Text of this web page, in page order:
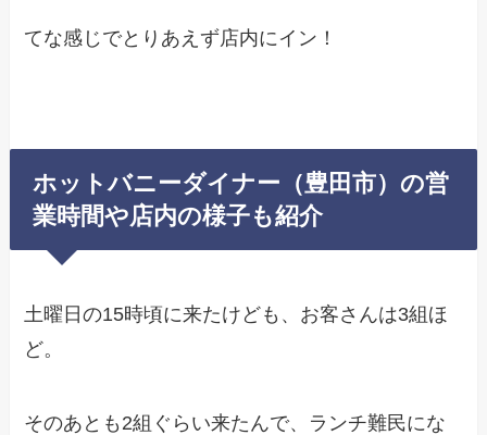
てな感じでとりあえず店内にイン！
ホットバニーダイナー（豊田市）の営
業時間や店内の様子も紹介
土曜日の15時頃に来たけども、お客さんは3組ほ
ど。
そのあとも2組ぐらい来たんで、ランチ難民にな